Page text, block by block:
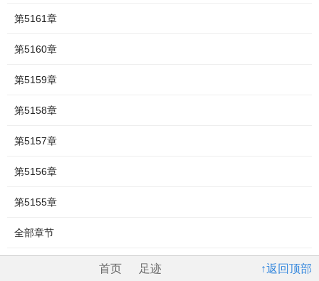
第5161章
第5160章
第5159章
第5158章
第5157章
第5156章
第5155章
全部章节
↑返回顶部
首页 足迹